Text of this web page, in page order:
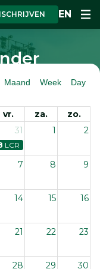
EN
Maand Week Day
vr. za.
zo.
31 1 2
LCR Zomerborrel
7 8 9
14 15 16
21 22 23
28 29 30